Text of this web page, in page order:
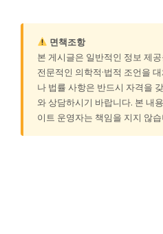
면책조항
본 게시글은 일반적인 정보 제
전문적인 의학적·법적 조언을
나 법률 사항은 반드시 자격을
와 상담하시기 바랍니다. 본 내
이트 운영자는 책임을 지지 않